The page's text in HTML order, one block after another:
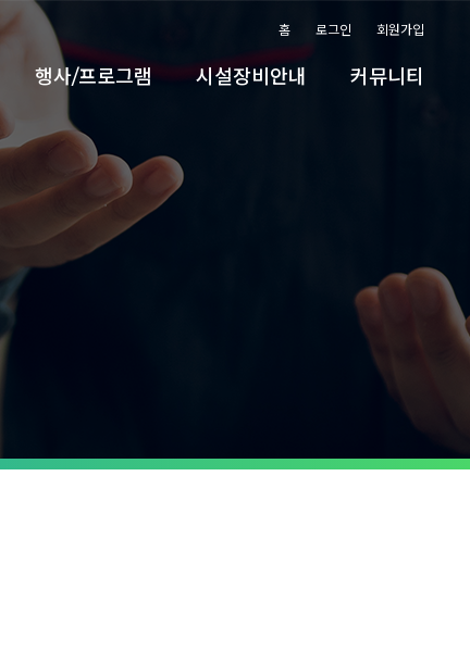
홈 로그인 회원가입
행사/프로그램 시설장비안내 커뮤니티